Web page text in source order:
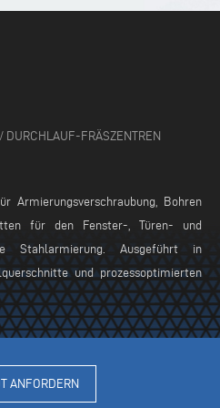
/ DURCHLAUF-FRÄSZENTREN
Armierungsverschraubung, Bohren
für den Fenster-, Türen- und
Stahlarmierung. Ausgeführt in
und prozessoptimierten
ANFORDERN